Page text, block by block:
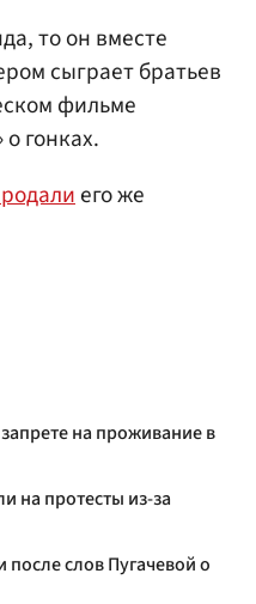
то он вместе
сыграет братьев
фильме
гонках.
его же
на проживание в
на протесты из-за
слов Пугачевой о